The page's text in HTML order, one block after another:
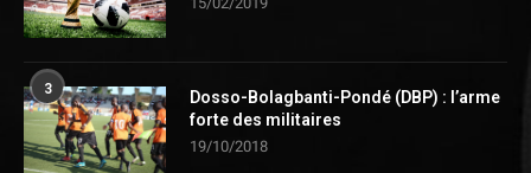
3
Dosso-Bolagbanti-Pondé (DBP) : l’arme
forte des militaires
19/10/2018